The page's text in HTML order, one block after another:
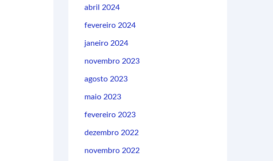
abril 2024
fevereiro 2024
janeiro 2024
novembro 2023
agosto 2023
maio 2023
fevereiro 2023
dezembro 2022
novembro 2022